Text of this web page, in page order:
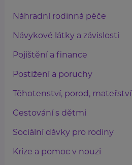
Náhradní rodinná péče
Návykové látky a závislosti
Pojištění a finance
Postižení a poruchy
Těhotenství, porod, mateřství
Cestování s dětmi
Sociální dávky pro rodiny
Krize a pomoc v nouzi